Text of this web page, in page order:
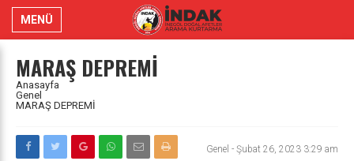
MENÜ
MARAŞ DEPREMİ
Anasayfa
Genel
MARAŞ DEPREMİ
Genel - Şubat 26, 2023 3:29 am